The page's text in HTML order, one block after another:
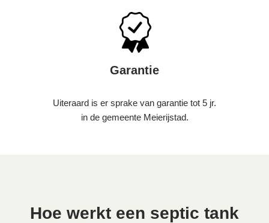
Garantie
Uiteraard is er sprake van garantie tot 5 jr.
in de gemeente Meierijstad.
Hoe werkt een septic tank